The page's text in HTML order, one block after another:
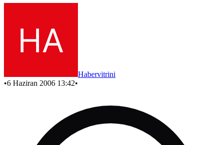
Habervitrini
•6 Haziran 2006 13:42•